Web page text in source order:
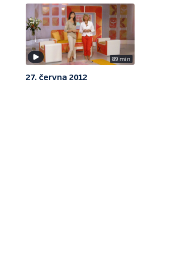
89 min
27. června 2012